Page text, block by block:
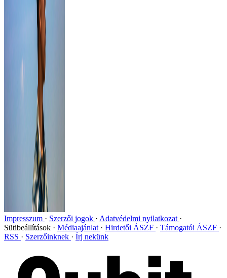
Impresszum Szerzői jogok
Adatvédelmi nyilatkozat
Sütibeállítások
Médiaajánlat Hirdetői ÁSZF
Támogatói ÁSZF
RSS
Szerzőinknek Írj nekünk